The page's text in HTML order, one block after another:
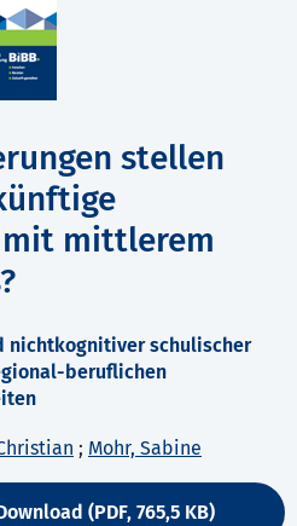
stellen
mittlerem
nichtkognitiver schulischer
beruflichen
; Mohr, Sabine
(PDF, 765,5 KB)